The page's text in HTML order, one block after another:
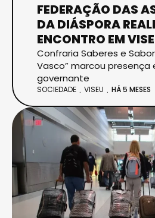
FEDERAÇÃO DAS
DA DIÁSPORA
ENCONTRO EM
Confraria Saberes e
Vasco” marcou presença
governante
SOCIEDADE VISEU HÁ 5 MESES